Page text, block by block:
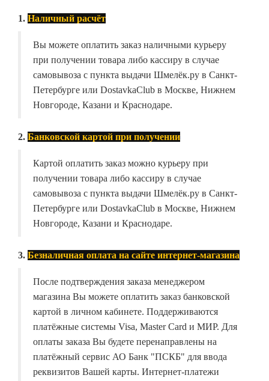
1. Наличный расчёт
Вы можете оплатить заказ наличными курьеру
при получении товара либо кассиру в случае
самовывоза с пункта выдачи Шмелёк.ру в Санкт-
Петербурге или DostavkaClub в Москве, Нижнем
Новгороде, Казани и Краснодаре.
2. Банковской картой при получении
Картой оплатить заказ можно курьеру при
получении товара либо кассиру в случае
самовывоза с пункта выдачи Шмелёк.ру в Санкт-
Петербурге или DostavkaClub в Москве, Нижнем
Новгороде, Казани и Краснодаре.
3. Безналичная оплата на сайте интернет-магазина
После подтверждения заказа менеджером
магазина Вы можете оплатить заказ банковской
картой в личном кабинете. Поддерживаются
платёжные системы Visa, Master Card и МИР. Для
оплаты заказа Вы будете перенаправлены на
платёжный сервис АО Банк "ПСКБ" для ввода
реквизитов Вашей карты. Интернет-платежи